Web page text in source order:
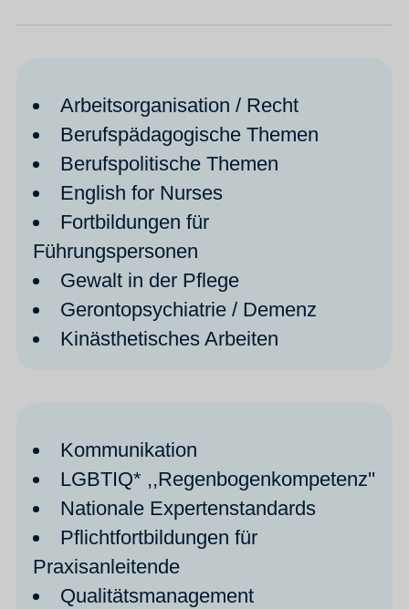
Arbeitsorganisation / Recht
Berufspädagogische Themen
Berufspolitische Themen
English for Nurses
Fortbildungen für
Führungspersonen
Gewalt in der Pflege
Gerontopsychiatrie / Demenz
Kinästhetisches Arbeiten
Kommunikation
LGBTIQ* ,,Regenbogenkompetenz''
Nationale Expertenstandards
Pflichtfortbildungen für
Praxisanleitende
Qualitätsmanagement